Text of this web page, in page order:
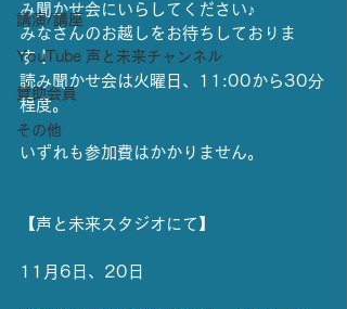
講演/講座
YouTube 声と未来チャンネル
賛助会員
その他
み聞かせ会にいらしてください♪
みなさんのお越しをお待ちしておりま
す！
読み聞かせ会は火曜日、11:00から30分
程度。
いずれも参加費はかかりません。
【声と未来スタジオにて】
11月6日、20日